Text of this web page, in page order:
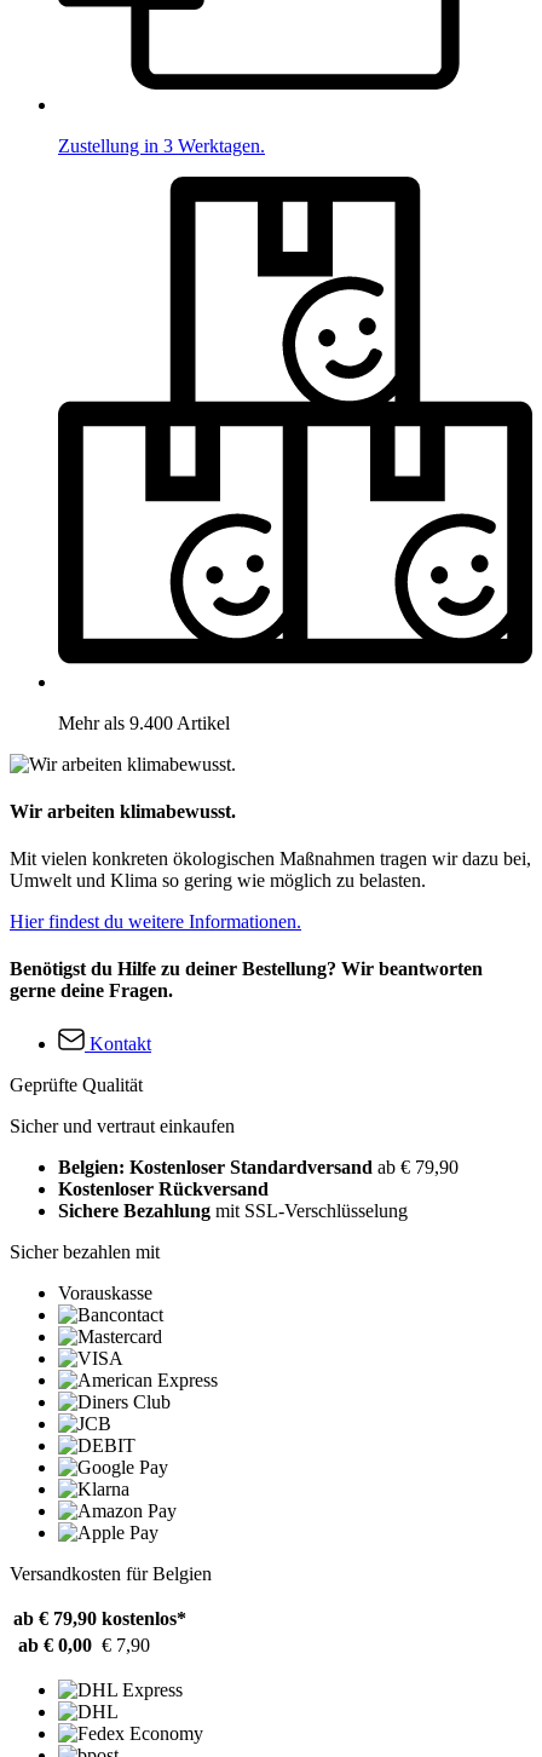
Zustellung in 3 Werktagen.
Mehr als 9.400 Artikel
Wir arbeiten klimabewusst.
Mit vielen konkreten ökologischen Maßnahmen tragen wir dazu bei,
Umwelt und Klima so gering wie möglich zu belasten.
Hier findest du weitere Informationen.
Benötigst du Hilfe zu deiner Bestellung? Wir beantworten
gerne deine Fragen.
Kontakt
Geprüfte Qualität
Sicher und vertraut einkaufen
Belgien: Kostenloser Standardversand ab € 79,90
Kostenloser Rückversand
Sichere Bezahlung mit SSL-Verschlüsselung
Sicher bezahlen mit
Vorauskasse
Versandkosten für Belgien
ab € 79,90 kostenlos*
ab € 0,00 € 7,90